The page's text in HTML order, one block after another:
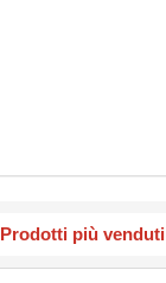
Prodotti più venduti